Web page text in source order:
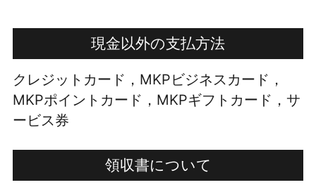
現金以外の支払方法
クレジットカード，MKPビジネスカード，
MKPポイントカード，MKPギフトカード，サ
ービス券
領収書について